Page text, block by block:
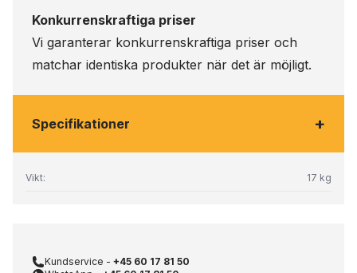
Konkurrenskraftiga priser
Vi garanterar konkurrenskraftiga priser och
matchar identiska produkter när det är möjligt.
Specifikationer +
Vikt: 17 kg
Kundservice - +45 60 17 81 50